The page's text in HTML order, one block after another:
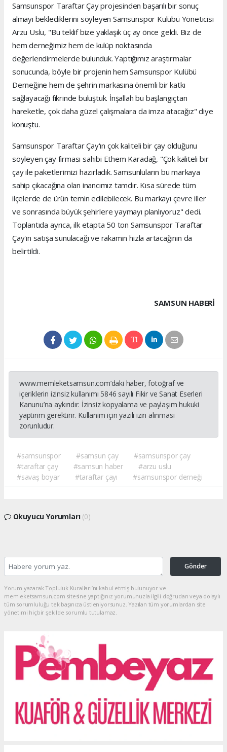
Samsunspor Taraftar Çay projesinden başarılı bir sonuç
almayı beklediklerini söyleyen Samsunspor Kulübü Yöneticisi
Arzu Uslu, "Bu teklif bize yaklaşık üç ay önce geldi. Biz de
hem derneğimiz hem de kulüp noktasında
değerlendirmelerde bulunduk. Yaptığımız araştırmalar
sonucunda, böyle bir projenin hem Samsunspor Kulübü
Derneğine hem de şehrin markasına önemli bir katkı
sağlayacağı fikrinde buluştuk. İnşallah bu başlangıçtan
hareketle, çok daha güzel çalışmalara da imza atacağız" diye
konuştu.
Samsunspor Taraftar Çay'ın çok kaliteli bir çay olduğunu
söyleyen çay firması sahibi Ethem Karadağ, "Çok kaliteli bir
çay ile paketlerimizi hazırladık. Samsunluların bu markaya
sahip çıkacağına olan inancımız tamdır. Kısa sürede tüm
ilçelerde de ürün temin edilebilecek. Bu markayı çevre iller
ve sonrasında büyük şehirlere yaymayı planlıyoruz" dedi.
Toplantıda ayrıca, ilk etapta 50 ton Samsunspor Taraftar
Çay'ın satışa sunulacağı ve rakamın hızla artacağının da
belirtildi.
SAMSUN HABERİ
www.memleketsamsun.com’daki haber, fotoğraf ve
içeriklerin izinsiz kullanımı 5846 sayılı Fikir ve Sanat Eserleri
Kanunu’na aykırıdır. İzinsiz kopyalama ve paylaşım hukuki
yaptırım gerektirir. Kullanım için yazılı izin alınması
zorunludur.
#samsunspor #samsun çay
#samsunspor çay
#taraftar çay
#samsun haber
#arzu uslu
#savaş boyar
#taraftar çayı #samsunspor derneği
Okuyucu Yorumları (0)
Gönder
Yorum yazarak Topluluk Kuralları’nı kabul etmiş bulunuyor ve
memleketsamsun.com sitesine yaptığınız yorumunuzla ilgili doğrudan veya dolaylı
tüm sorumluluğu tek başınıza üstleniyorsunuz. Yazılan tüm yorumlardan site
yönetimi hiçbir şekilde sorumlu tutulamaz.